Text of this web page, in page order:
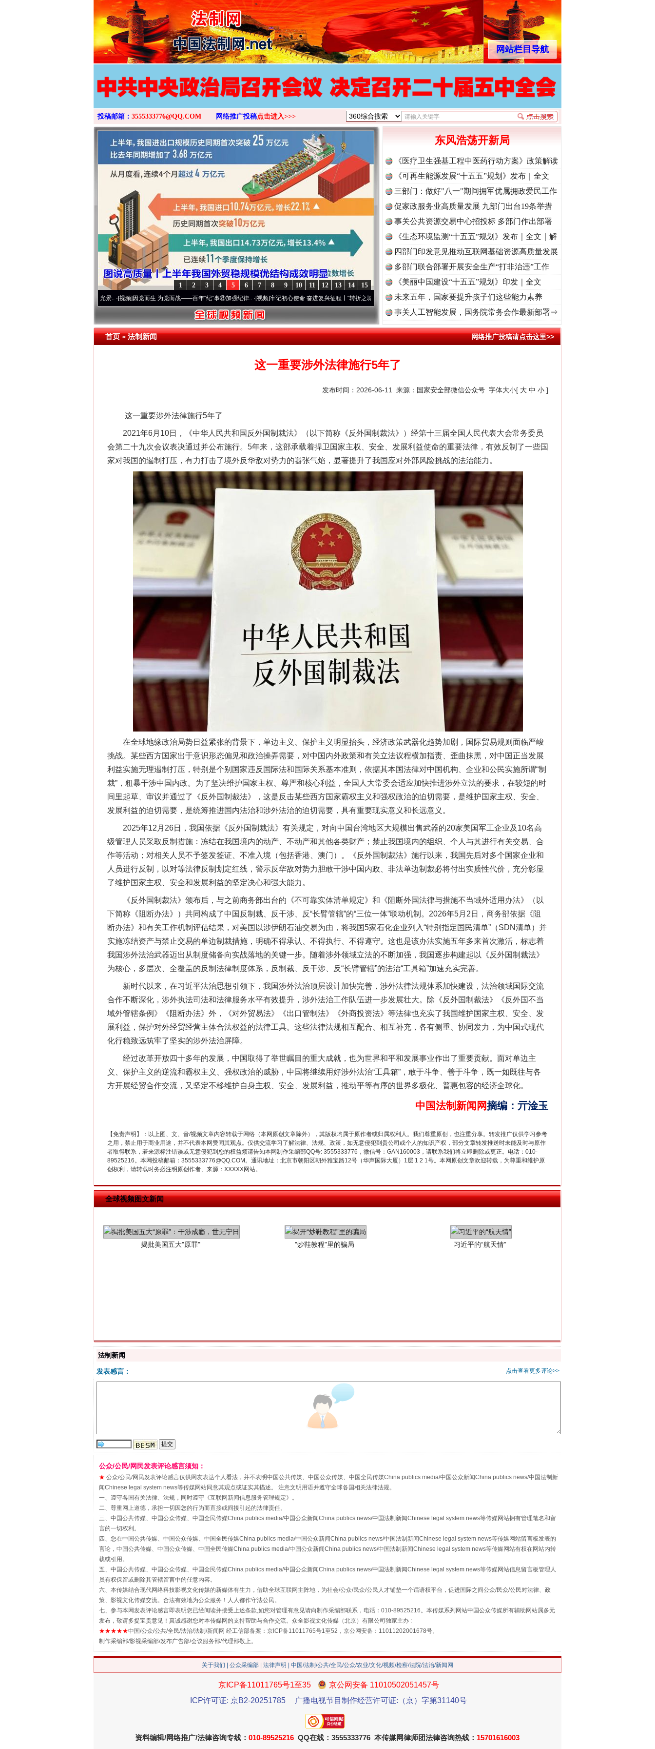
>
网站栏目导航
投稿邮箱： 3555333776@QQ.COM 网络推广投稿点击进入>>>
15
14
13
12
11
10
9
8
7
6
5
4
3
2
1
·[视频]因党而生 为党而战——百年“纪”事⑧加强纪律..·[视频]牢记初心使命 奋进复兴征程丨“转折之城”激荡..·[视频] 牢记初心使命 奋进复兴征程丨红船起航处 潮起..·[视频]一首歌的时间，读懂乐至的“诗与远方”
东风浩荡开新局
《医疗卫生强基工程中医药行动方案》政策解读
《可再生能源发展“十五五”规划》发布｜全文
三部门：做好"八一"期间拥军优属拥政爱民工作
促家政服务业高质量发展 九部门出台19条举措
事关公共资源交易中心招投标 多部门作出部署
《生态环境监测“十五五”规划》发布｜全文｜解
读
四部门印发意见推动互联网基础资源高质量发展
多部门联合部署开展安全生产“打非治违”工作
《美丽中国建设“十五五”规划》印发｜全文
未来五年，国家要提升孩子们这些能力素养
事关人工智能发展，国务院常务会作最新部署⇒
首页»法制新闻 网络推广投稿请点击这里>>
这一重要涉外法律施行5年了
发布时间：2026-06-11 来源： 国家安全部微信公众号 字体大小[ 大 中 小 ]
这一重要涉外法律施行5年了
2021年6月10日，《中华人民共和国反外国制裁法》（以下简称《反外国制裁法》）经第十三届全国人民代表大会常务委员
会第二十九次会议表决通过并公布施行。5年来，这部承载着捍卫国家主权、安全、发展利益使命的重要法律，有效反制了一些国
家对我国的遏制打压，有力打击了境外反华敌对势力的嚣张气焰，显著提升了我国应对外部风险挑战的法治能力。
在全球地缘政治局势日益紧张的背景下，单边主义、保护主义明显抬头，经济政策武器化趋势加剧，国际贸易规则面临严峻
挑战。某些西方国家出于意识形态偏见和政治操弄需要，对中国内外政策和有关立法议程横加指责、歪曲抹黑，对中国正当发展
利益实施无理遏制打压，特别是个别国家违反国际法和国际关系基本准则，依据其本国法律对中国机构、企业和公民实施所谓“制
裁”，粗暴干涉中国内政。为了坚决维护国家主权、尊严和核心利益，全国人大常委会适应加快推进涉外立法的要求，在较短的时
间里起草、审议并通过了《反外国制裁法》，这是反击某些西方国家霸权主义和强权政治的迫切需要，是维护国家主权、安全、
发展利益的迫切需要，是统筹推进国内法治和涉外法治的迫切需要，具有重要现实意义和长远意义。
2025年12月26日，我国依据《反外国制裁法》有关规定，对向中国台湾地区大规模出售武器的20家美国军工企业及10名高
级管理人员采取反制措施：冻结在我国境内的动产、不动产和其他各类财产；禁止我国境内的组织、个人与其进行有关交易、合
作等活动；对相关人员不予签发签证、不准入境（包括香港、澳门）。《反外国制裁法》施行以来，我国先后对多个国家企业和
人员进行反制，以对等法律反制划定红线，警示反华敌对势力胆敢干涉中国内政、非法单边制裁必将付出实质性代价，充分彰显
了维护国家主权、安全和发展利益的坚定决心和强大能力。
《反外国制裁法》颁布后，与之前商务部出台的《不可靠实体清单规定》和《阻断外国法律与措施不当域外适用办法》（以
下简称《阻断办法》）共同构成了中国反制裁、反干涉、反“长臂管辖”的“三位一体”联动机制。2026年5月2日，商务部依据《阻
断办法》和有关工作机制评估结果，对美国以涉伊朗石油交易为由，将我国5家石化企业列入“特别指定国民清单”（SDN清单）并
实施冻结资产与禁止交易的单边制裁措施，明确不得承认、不得执行、不得遵守。这也是该办法实施五年多来首次激活，标志着
我国涉外法治武器迈出从制度储备向实战落地的关键一步。随着涉外领域立法的不断加强，我国逐步构建起以《反外国制裁法》
为核心，多层次、全覆盖的反制法律制度体系，反制裁、反干涉、反“长臂管辖”的法治“工具箱”加速充实完善。
新时代以来，在习近平法治思想引领下，我国涉外法治顶层设计加快完善，涉外法律法规体系加快建设，法治领域国际交流
合作不断深化，涉外执法司法和法律服务水平有效提升，涉外法治工作队伍进一步发展壮大。除《反外国制裁法》《反外国不当
域外管辖条例》《阻断办法》外，《对外贸易法》《出口管制法》《外商投资法》等法律也充实了我国维护国家主权、安全、发
展利益，保护对外经贸经营主体合法权益的法律工具。这些法律法规相互配合、相互补充，各有侧重、协同发力，为中国式现代
化行稳致远筑牢了坚实的涉外法治屏障。
经过改革开放四十多年的发展，中国取得了举世瞩目的重大成就，也为世界和平和发展事业作出了重要贡献。面对单边主
义、保护主义的逆流和霸权主义、强权政治的威胁，中国将继续用好涉外法治“工具箱”，敢于斗争、善于斗争，既一如既往与各
方开展经贸合作交流，又坚定不移维护自身主权、安全、发展利益，推动平等有序的世界多极化、普惠包容的经济全球化。
中国法制新闻网摘编 ： 亓淦玉
【免责声明】：以上图、文、音/视频文章内容转载于网络（本网原创文章除外），其版权均属于原作者或归属权利人。我们尊重原创，也注重分享。转发推广仅供学习参考
之用，禁止用于商业用途，并不代表本网赞同其观点。仅供交流学习了解法律、法规、政策，如无意侵犯到贵公司或个人的知识产权，部分文章转发推送时未能及时与原作
者取得联系，若来源标注错误或无意侵犯到您的权益烦请告知本网制作采编部QQ号: 3555333776，微信号：GAN160003，请联系我们将立即删除或更正。电话：010-
89525216。本网投稿邮箱：3555333776@QQ.COM。通讯地址：北京市朝阳区朝外雅宝路12号（华声国际大厦）1层 1 2 1号。本网原创文章欢迎转载，为尊重和维护原
创权利，请转载时务必注明原创作者、来源：XXXXX网站。
全球视频图文新闻
网上购药对药下症？
茶叶“炒上天”
“神药”背后的真相
这是一记警钟！ 谢谢有你温暖了四季 法官巧妙执行解纠纷
在谋一域中谋全局
今年投资意愿榜揭晓 新中国诞生的见证
习近平的博鳌关键词
魏明亮严重违纪违法案透视
千亩耕地变“别墅”
“刷贴”乱象丛生
生物安全法正式实施 别拿“量子”当幌子
揭批美国五大"原罪" "炒鞋教程"里的骗局 习近平的“航天情”
站台名比不上好声名
走近一线检察官
漫山遍野的桃花与雪山、麦地、白藏房 除了知识还要"留白" 用生命托举生命
送你一朵小红花
法制新闻
点击查看更多评论>>
发表感言：
公众/公民/网民发表评论感言须知：
★ 公众/公民/网民发表评论感言仅供网友表达个人看法，并不表明中国公共传媒、中国公众传媒、中国全民传媒China publics media/中国公众新闻China publics news/中国法制新
闻Chinese legal system news等传媒网站同意其观点或证实其描述。 注意文明用语并遵守全球各国相关法律法规。
一、遵守各国有关法律、法规，同时遵守《互联网新闻信息服务管理规定》。
二、尊重网上道德，承担一切因您的行为而直接或间接引起的法律责任。
三、中国公共传媒、中国公众传媒、中国全民传媒China publics media/中国公众新闻China publics news/中国法制新闻Chinese legal system news等传媒网站拥有管理笔名和留
言的一切权利。
四、您在中国公共传媒、中国公众传媒、中国全民传媒China publics media/中国公众新闻China publics news/中国法制新闻Chinese legal system news等传媒网站留言板发表的
言论，中国公共传媒、中国公众传媒、中国全民传媒China publics media/中国公众新闻China publics news/中国法制新闻Chinese legal system news等传媒网站有权在网站内转
载或引用。
五、中国公共传媒、中国公众传媒、中国全民传媒China publics media/中国公众新闻China publics news/中国法制新闻Chinese legal system news等传媒网站信息留言板管理人
员有权保留或删除其管辖留言中的任意内容。
六、本传媒结合现代网络科技影视文化传媒的新媒体有生力，借助全球互联网主阵地，为社会/公众/民众/公民人才铺垫一个话语权平台，促进国际之间公众/民众/公民对法律、政
策、影视文化传媒交流。合法有效地为公众服务！人人都作守法公民。
七、参与本网发表评论感言即表明您已经阅读并接受上述条款,如您对管理有意见请向制作采编部联系，电话：010-89525216。本传媒系列网站中国公众传媒所有辅助网站属多元
发布，敬请多提宝贵意见！真诚感谢您对本传媒网的支持帮助与合作交流。众全影视文化传媒（北京）有限公司独家主办 :
★★★★★中国/公众/公共/全民/法治/法制/新闻网 经工信部备案：京ICP备11011765号1至52，京公网安备：11011202001678号。
制作采编部/影视采编部/发布广告部/会议服务部/代理部敬上。
关于我们 公众采编部 法律声明 | 中国/法制/公共/全民/公众/农业/文化/视频/检察/法院/法治/新闻网
京ICP备11011765号1至35
京公网安备 11010502051457号
ICP许可证: 京B2-20251785
广播电视节目制作经营许可证:（京）字第31140号
资料编辑/网络推广/法律咨询专线： 010-89525216 QQ在线：3555333776 本传媒网律师团法律咨询热线： 15701616003